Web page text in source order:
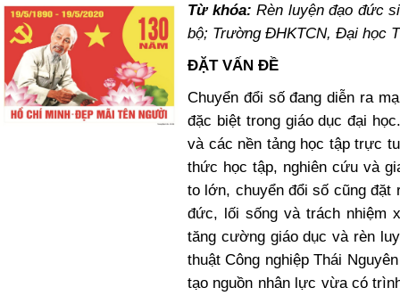
Từ khóa:Rèn luyện đạo đức
bộ; Trường ĐHKTCN, Đại học
ĐẶT VẤN ĐỀ
Chuyển đổi số đang diễn ra
đặc biệt trong giáo dục đại
và các nền tảng học tập trực
thức học tập, nghiên cứu và
to lớn, chuyển đổi số cũng đặt
đức, lối sống và trách nhiệm
tăng cường giáo dục và rèn
thuật Công nghiệp Thái
tạo nguồn nhân lực vừa có